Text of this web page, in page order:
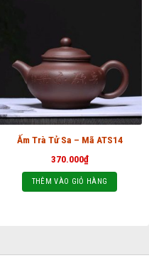
Ấm Trà Tử Sa – Mã ATS14
370.000₫
THÊM VÀO GIỎ HÀNG